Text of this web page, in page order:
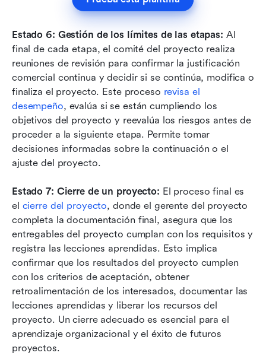
Estado 6: Gestión de los límites de las etapas: Al
final de cada etapa, el comité del proyecto realiza
reuniones de revisión para confirmar la justificación
comercial continua y decidir si se continúa, modifica o
finaliza el proyecto. Este proceso revisa el
desempeño, evalúa si se están cumpliendo los
objetivos del proyecto y reevalúa los riesgos antes de
proceder a la siguiente etapa. Permite tomar
decisiones informadas sobre la continuación o el
ajuste del proyecto.
Estado 7: Cierre de un proyecto: El proceso final es
el cierre del proyecto, donde el gerente del proyecto
completa la documentación final, asegura que los
entregables del proyecto cumplan con los requisitos y
registra las lecciones aprendidas. Esto implica
confirmar que los resultados del proyecto cumplen
con los criterios de aceptación, obtener
retroalimentación de los interesados, documentar las
lecciones aprendidas y liberar los recursos del
proyecto. Un cierre adecuado es esencial para el
aprendizaje organizacional y el éxito de futuros
proyectos.